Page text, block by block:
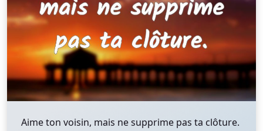
Aime ton voisin, mais ne supprime pas ta clôture.